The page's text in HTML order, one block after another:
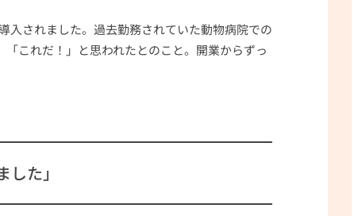
入されました。過去勤務されていた動物病院での
これだ！」と思われたとのこと。開業からずっ
た」